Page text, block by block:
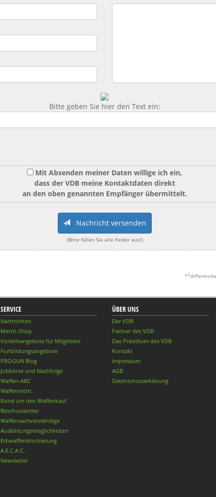
Bitte geben Sie hier den Text ein:
Mit Absenden meiner Daten willige ich ein,
dass der VDB meine Kontaktdaten direkt
an den oben genannten Empfänger übermittelt.
Nachricht versenden
(Bitte füllen Sie alle Felder aus!)
*2
SERVICE
Nachrichten
Merch-Shop
Vorteilsangebote für Mitglieder
Fortbildungsangebote
PROGUN Blog
Jobbörse und Nachfolge
Waffen-ABC
Waffenrecht
Rund um den Waffenkauf
Beschussämter
Waffensachverständige
Ausbildungsmöglichkeiten
Erbwaffenblockierung
A.E.C.A.C.
Newsletter
ÜBER UNS
Der VDB
Partner des VDB
Das Präsidium des VDB
Kontakt
Impressum
AGB
Datenschutzerklärung